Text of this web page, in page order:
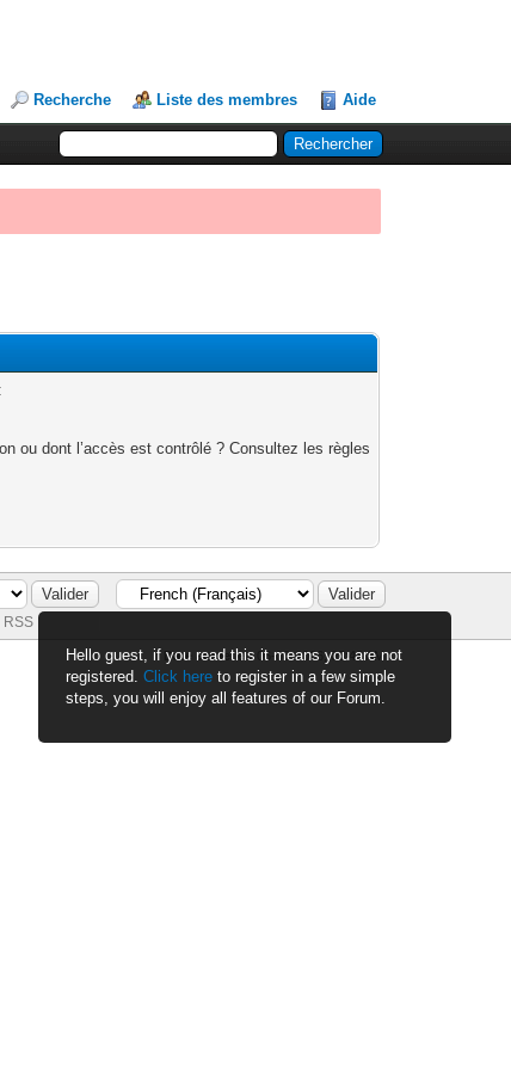
Hello guest, if you read this it means you are not
registered. Click here to register in a few simple
steps, you will enjoy all features of our Forum.
Recherche Liste des membres Aide
ou dont l’accès est contrôlé ? Consultez les règles
RSS
Date actuelle :06-08-2026, 05:43 AM